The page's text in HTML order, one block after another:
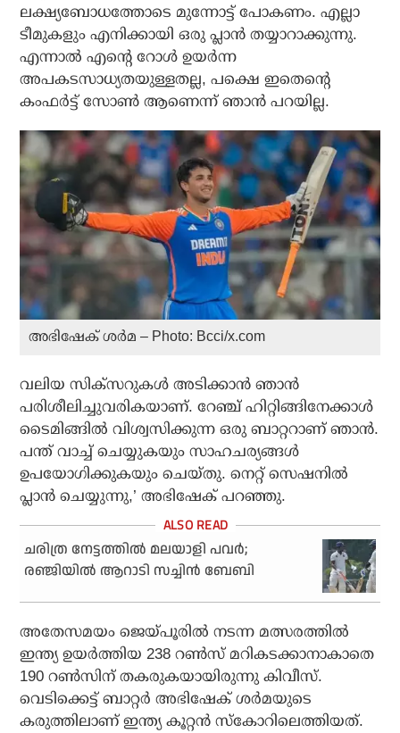
ലക്ഷ്യബോധത്തോടെ മുന്നോട്ട് പോകണം. എല്ലാ
ടീമുകളും എനിക്കായി ഒരു പ്ലാന്‍ തയ്യാറാക്കുന്നു.
എന്നാല്‍ എന്റെ റോള്‍ ഉയര്‍ന്ന
അപകടസാധ്യതയുള്ളതല്ല, പക്ഷെ ഇതെന്റെ
കംഫര്‍ട്ട് സോണ്‍ ആണെന്ന് ഞാന്‍ പറയില്ല.
അഭിഷേക് ശര്‍മ – Photo: Bcci/x.com
വലിയ സിക്‌സറുകള്‍ അടിക്കാന്‍ ഞാന്‍
പരിശീലിച്ചുവരികയാണ്. റേഞ്ച് ഹിറ്റിങ്ങിനേക്കാള്‍
ടൈമിങ്ങില്‍ വിശ്വസിക്കുന്ന ഒരു ബാറ്ററാണ് ഞാന്‍.
പന്ത് വാച്ച് ചെയ്യുകയും സാഹചര്യങ്ങള്‍
ഉപയോഗിക്കുകയും ചെയ്തു. നെറ്റ് സെഷനില്‍
പ്ലാന്‍ ചെയ്യുന്നു,’ അഭിഷേക് പറഞ്ഞു.
ചരിത്ര നേട്ടത്തില്‍ മലയാളി പവര്‍;
രഞ്ജിയില്‍ ആറാടി സച്ചിന്‍ ബേബി
അതേസമയം ജെയ്പൂരില്‍ നടന്ന മത്സരത്തില്‍
ഇന്ത്യ ഉയര്‍ത്തിയ 238 റണ്‍സ് മറികടക്കാനാകാതെ
190 റണ്‍സിന് തകരുകയായിരുന്നു കിവീസ്.
വെടിക്കെട്ട് ബാറ്റര്‍ അഭിഷേക് ശര്‍മയുടെ
കരുത്തിലാണ് ഇന്ത്യ കൂറ്റന്‍ സ്‌കോറിലെത്തിയത്.